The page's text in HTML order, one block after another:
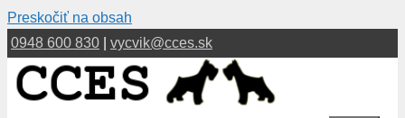
Preskočiť na obsah
0948 600 830
vycvik@cces.sk